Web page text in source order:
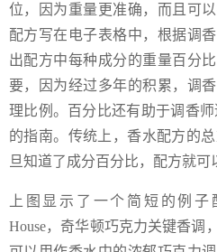
位，因为重量更准确，而且可
配方写在电子表格中，根据调
出配方中每种成分的重量百分
要，因为经过多年的积累，调
理比例。百分比还有助于调香
的指南。传统上，香水配方的
旦知道了成分百分比，配方就可
上图显示了一个简短的例子
House，奇华顿巧克力关键香调